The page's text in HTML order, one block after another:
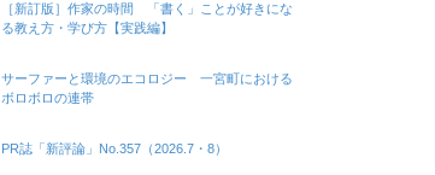
［新訂版］作家の時間 「書く」ことが好きにな
る教え方・学び方【実践編】
サーファーと環境のエコロジー 一宮町における
ボロボロの連帯
PR誌「新評論」No.357（2026.7・8）